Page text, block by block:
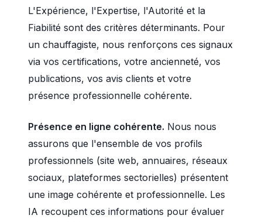
L'Expérience, l'Expertise, l'Autorité et la
Fiabilité sont des critères déterminants. Pour
un chauffagiste, nous renforçons ces signaux
via vos certifications, votre ancienneté, vos
publications, vos avis clients et votre
présence professionnelle cohérente.
Présence en ligne cohérente. Nous nous
assurons que l'ensemble de vos profils
professionnels (site web, annuaires, réseaux
sociaux, plateformes sectorielles) présentent
une image cohérente et professionnelle. Les
IA recoupent ces informations pour évaluer